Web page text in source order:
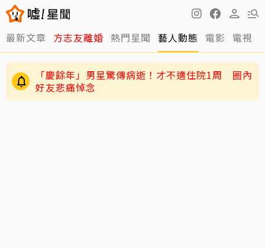
最新文章 方志友離婚 熱門星聞 藝人動態 電影 電視
「慶餘年」男星驚傳病逝！才不適住院1周 圈內
好友悲痛悼念